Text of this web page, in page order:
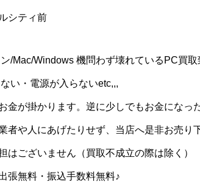
シティ前
/Mac/Windows 機問わず壊れているPC買取
い・電源が入らないetc,,,
金が掛かります。逆に少しでもお金になっ
者や人にあげたりせず、当店へ是非お売り
ございません（買取不成立の際は除く）
張無料・振込手数料無料♪